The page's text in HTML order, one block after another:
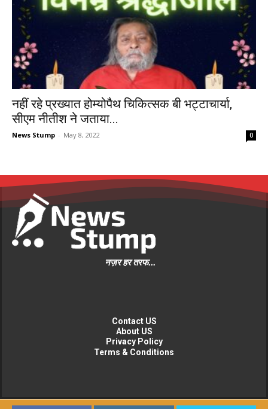
नहीं रहे प्रख्यात होम्योपैथ चिकित्सक बी भट्टाचार्या,
सीएम नीतीश ने जताया...
News Stump - May 8, 2022 0
नज़र हर तरफ...
Contact US
About US
Privacy Policy
Terms & Conditions